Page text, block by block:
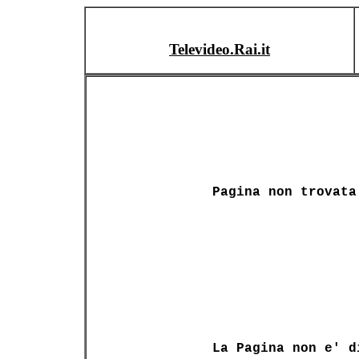
Televideo.Rai.it
Pagina non trovata
La Pagina non e'